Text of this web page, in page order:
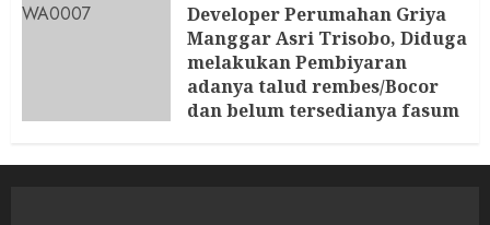
Developer Perumahan Griya
Manggar Asri Trisobo, Diduga
melakukan Pembiyaran
adanya talud rembes/Bocor
dan belum tersedianya fasum